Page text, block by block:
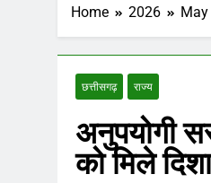
Home 2026 May
छत्तीसगढ़ राज्य
अनुपयोगी
को मिले